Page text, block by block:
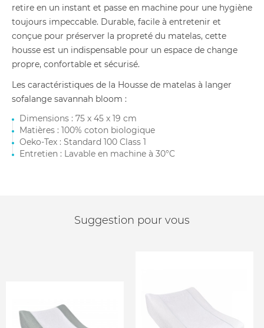
retire en un instant et passe en machine pour une hygiène
toujours impeccable. Durable, facile à entretenir et
conçue pour préserver la propreté du matelas, cette
housse est un indispensable pour un espace de change
propre, confortable et sécurisé.
Les caractéristiques de la Housse de matelas à langer
sofalange savannah bloom :
Dimensions : 75 x 45 x 19 cm
Matières : 100% coton biologique
Oeko-Tex : Standard 100 Class 1
Entretien : Lavable en machine à 30°C
Suggestion pour vous